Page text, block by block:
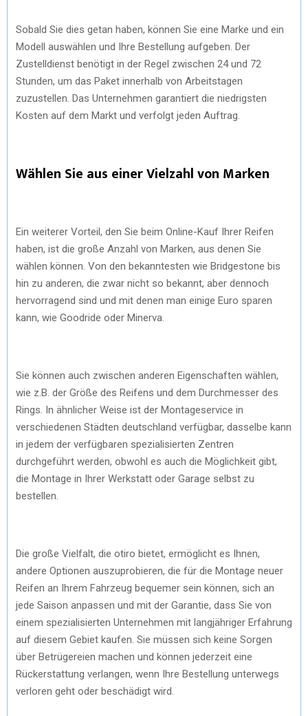
Sobald Sie dies getan haben, können Sie eine Marke und ein
Modell auswählen und Ihre Bestellung aufgeben. Der
Zustelldienst benötigt in der Regel zwischen 24 und 72
Stunden, um das Paket innerhalb von Arbeitstagen
zuzustellen. Das Unternehmen garantiert die niedrigsten
Kosten auf dem Markt und verfolgt jeden Auftrag.
Wählen Sie aus einer Vielzahl von Marken
Ein weiterer Vorteil, den Sie beim Online-Kauf Ihrer Reifen
haben, ist die große Anzahl von Marken, aus denen Sie
wählen können. Von den bekanntesten wie Bridgestone bis
hin zu anderen, die zwar nicht so bekannt, aber dennoch
hervorragend sind und mit denen man einige Euro sparen
kann, wie Goodride oder Minerva.
Sie können auch zwischen anderen Eigenschaften wählen,
wie z.B. der Größe des Reifens und dem Durchmesser des
Rings. In ähnlicher Weise ist der Montageservice in
verschiedenen Städten deutschland verfügbar, dasselbe kann
in jedem der verfügbaren spezialisierten Zentren
durchgeführt werden, obwohl es auch die Möglichkeit gibt,
die Montage in Ihrer Werkstatt oder Garage selbst zu
bestellen.
Die große Vielfalt, die otiro bietet, ermöglicht es Ihnen,
andere Optionen auszuprobieren, die für die Montage neuer
Reifen an Ihrem Fahrzeug bequemer sein können, sich an
jede Saison anpassen und mit der Garantie, dass Sie von
einem spezialisierten Unternehmen mit langjähriger Erfahrung
auf diesem Gebiet kaufen. Sie müssen sich keine Sorgen
über Betrügereien machen und können jederzeit eine
Rückerstattung verlangen, wenn Ihre Bestellung unterwegs
verloren geht oder beschädigt wird.